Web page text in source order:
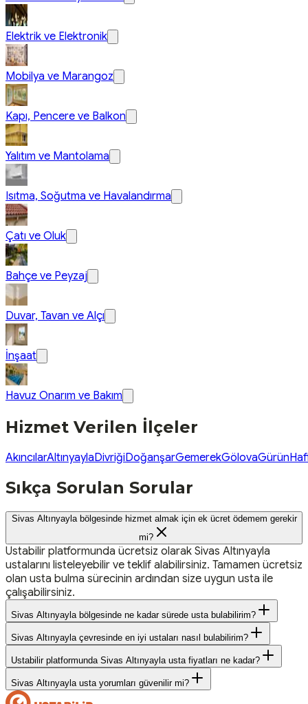
Elektrik ve Elektronik
Mobilya ve Marangoz
Kapı, Pencere ve Balkon
Yalıtım ve Mantolama
Isıtma, Soğutma ve Havalandırma
Çatı ve Oluk
Bahçe ve Peyzaj
Duvar, Tavan ve Alçı
İnşaat
Havuz Onarım ve Bakım
Hizmet Verilen İlçeler
AkıncılarAltınyaylaDivriğiDoğanşarGemerekGölovaGürün
Sıkça Sorulan Sorular
Sivas Altınyayla bölgesinde hizmet almak için ek ücret ödemem gerekir
mi?
Ustabilir platformunda ücretsiz olarak Sivas Altınyayla
ustalarını listeleyebilir ve teklif alabilirsiniz. Tamamen ücretsiz
olan usta bulma sürecinin ardından size uygun usta ile
çalışabilirsiniz.
Sivas Altınyayla bölgesinde ne kadar sürede usta bulabilirim?
Sivas Altınyayla çevresinde en iyi ustaları nasıl bulabilirim?
Ustabilir platformunda Sivas Altınyayla usta fiyatları ne kadar?
Sivas Altınyayla usta yorumları güvenilir mi?